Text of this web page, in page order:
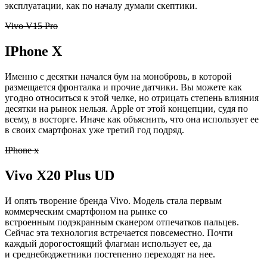
эксплуатации, как по началу думали скептики.
Vivo V15 Pro
IPhone X
Именно с десятки начался бум на монобровь, в которой
размещается фронталка и прочие датчики. Вы можете как
угодно относиться к этой челке, но отрицать степень влияния
десятки на рынок нельзя. Apple от этой концепции, судя по
всему, в восторге. Иначе как объяснить, что она использует ее
в своих смартфонах уже третий год подряд.
IPhone x
Vivo X20 Plus UD
И опять творение бренда Vivo. Модель стала первым
коммерческим смартфоном на рынке со
встроенным подэкранным сканером отпечатков пальцев.
Сейчас эта технология встречается повсеместно. Почти
каждый дорогостоящий флагман использует ее, да
и среднебюджетники постепенно переходят на нее.